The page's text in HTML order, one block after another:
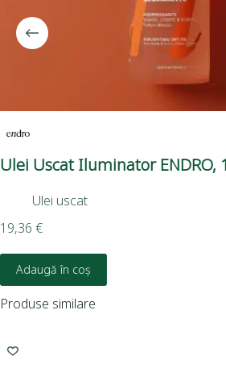
Ulei Uscat Iluminator ENDRO,
Ulei uscat
19,36 €
Adaugă în coș
Produse similare